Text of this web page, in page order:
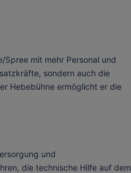
mit mehr Personal und
sondern auch die
Hebebühne ermöglicht er die
und
die technische Hilfe auf dem